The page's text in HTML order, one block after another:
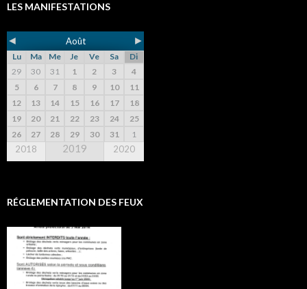
LES MANIFESTATIONS
◄ Août ►
Lu Ma Me Je Ve Sa
Di
29
30 31 1 2 3
4
5
6 7 8 9 10
11
12
13 14 15 16 17
18
19
20 21 22 23 24
25
26
27 28 29 30 31 1
2018 2019 2020
RÉGLEMENTATION DES FEUX